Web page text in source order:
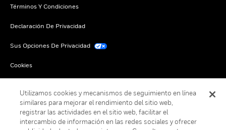
Términos Y Condiciones
Declaración De Privacidad
Sus Opciones De Privacidad
Cookies
Utilizamos cookies y mecanismos de seguimiento en línea
similares para mejorar el rendimiento del sitio web,
registrar las actividades en el sitio web, facilitar el
intercambio de información en las redes sociales y ofrecer